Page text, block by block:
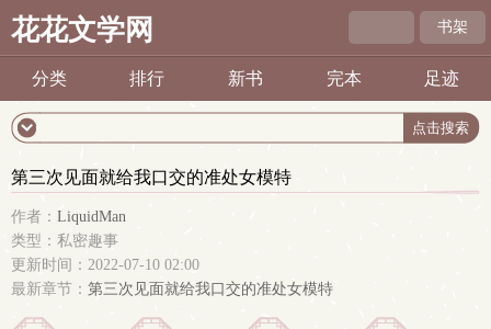
花花文学网 书架
分类 排行 新书 完本 足迹
第三次见面就给我口交的准处女模特
作者： LiquidMan
类型：私密趣事
更新时间：2022-07-10 02:00
最新章节： 第三次见面就给我口交的准处女模特